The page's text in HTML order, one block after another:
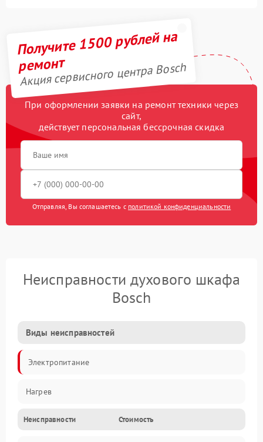
Получите 1500 рублей на
ремонт
Акция сервисного центра Bosch
При оформлении заявки на ремонт техники через
сайт,
действует персональная бессрочная скидка
Отправляя, Вы соглашаетесь с политикой конфиденциальности
Неисправности духового шкафа
Bosch
Виды неисправностей
Электропитание
Нагрев
Неисправности Стоимость